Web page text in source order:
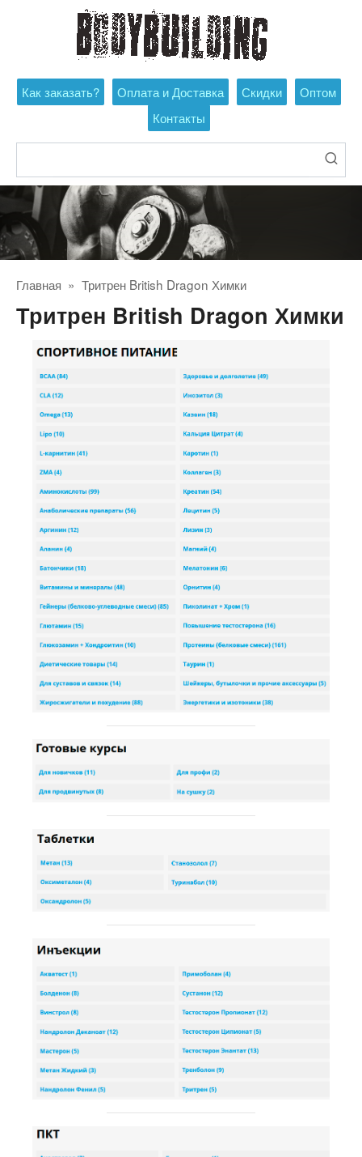
Как заказать? Оплата и Доставка Скидки
Оптом
Контакты
Главная » Тритрен British Dragon Химки
Тритрен British Dragon Химки